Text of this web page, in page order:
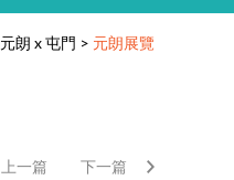
元朗 x 屯門 > 元朗展覽
下一篇
上一篇